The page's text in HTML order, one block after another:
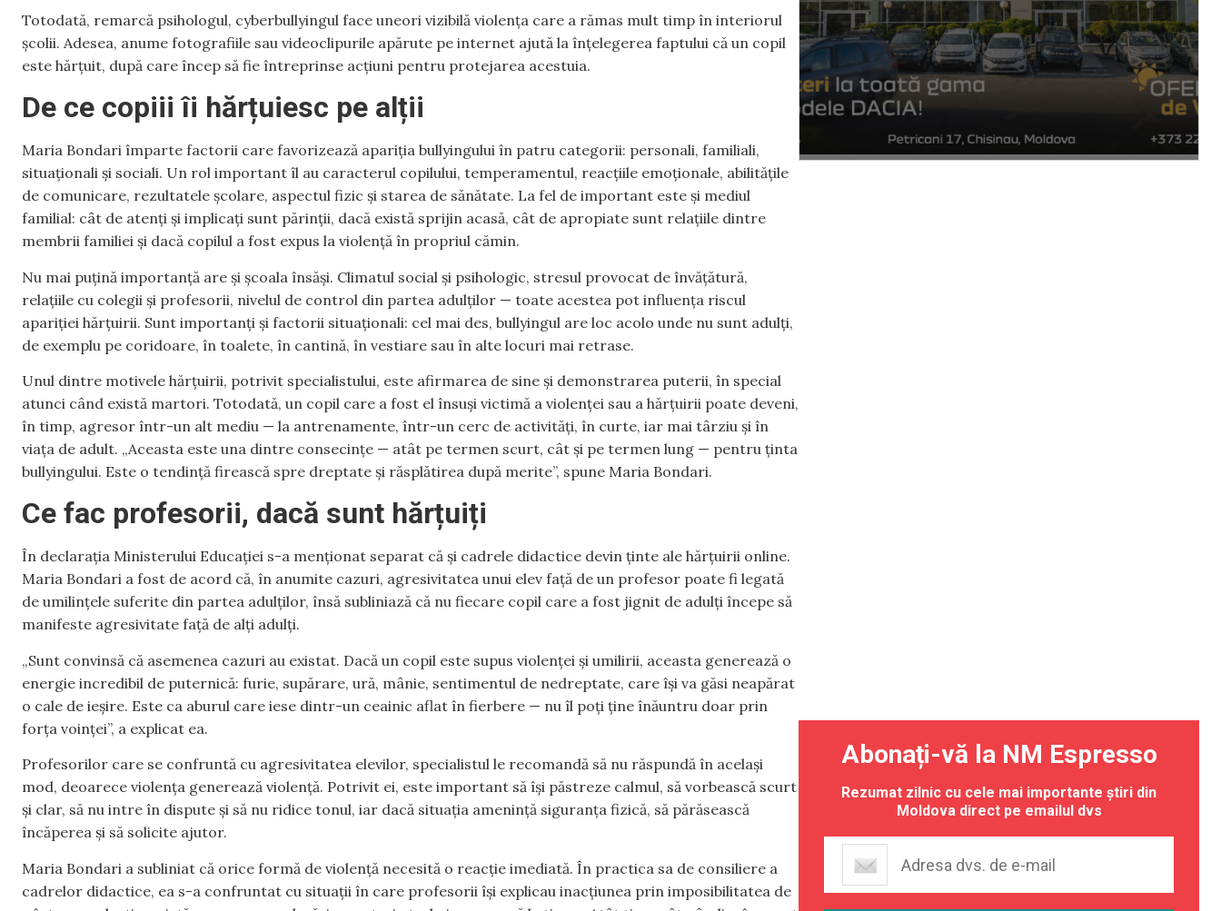
Totodată, remarcă psihologul, cyberbullyingul face uneori vizibilă violența care a rămas mult timp în interiorul
școlii. Adesea, anume fotografiile sau videoclipurile apărute pe internet ajută la înțelegerea faptului că un copil
este hărțuit, după care încep să fie întreprinse acțiuni pentru protejarea acestuia.
De ce copiii îi hărțuiesc pe alții
Maria Bondari împarte factorii care favorizează apariția bullyingului în patru categorii: personali, familiali,
situaționali și sociali. Un rol important îl au caracterul copilului, temperamentul, reacțiile emoționale, abilitățile
de comunicare, rezultatele școlare, aspectul fizic și starea de sănătate. La fel de important este și mediul
familial: cât de atenți și implicați sunt părinții, dacă există sprijin acasă, cât de apropiate sunt relațiile dintre
membrii familiei și dacă copilul a fost expus la violență în propriul cămin.
Nu mai puțină importanță are și școala însăși. Climatul social și psihologic, stresul provocat de învățătură,
relațiile cu colegii și profesorii, nivelul de control din partea adulților — toate acestea pot influența riscul
apariției hărțuirii. Sunt importanți și factorii situaționali: cel mai des, bullyingul are loc acolo unde nu sunt adulți,
de exemplu pe coridoare, în toalete, în cantină, în vestiare sau în alte locuri mai retrase.
Unul dintre motivele hărțuirii, potrivit specialistului, este afirmarea de sine și demonstrarea puterii, în special
atunci când există martori. Totodată, un copil care a fost el însuși victimă a violenței sau a hărțuirii poate deveni,
în timp, agresor într-un alt mediu — la antrenamente, într-un cerc de activități, în curte, iar mai târziu și în
viața de adult. „Aceasta este una dintre consecințe — atât pe termen scurt, cât și pe termen lung — pentru ținta
bullyingului. Este o tendință firească spre dreptate și răsplătirea după merite”, spune Maria Bondari.
Ce fac profesorii, dacă sunt hărțuiți
În declarația Ministerului Educației s-a menționat separat că și cadrele didactice devin ținte ale hărțuirii online.
Maria Bondari a fost de acord că, în anumite cazuri, agresivitatea unui elev față de un profesor poate fi legată
de umilințele suferite din partea adulților, însă subliniază că nu fiecare copil care a fost jignit de adulți începe să
manifeste agresivitate față de alți adulți.
„Sunt convinsă că asemenea cazuri au existat. Dacă un copil este supus violenței și umilirii, aceasta generează o
energie incredibil de puternică: furie, supărare, ură, mânie, sentimentul de nedreptate, care își va găsi neapărat
o cale de ieșire. Este ca aburul care iese dintr-un ceainic aflat în fierbere — nu îl poți ține înăuntru doar prin
forța voinței”, a explicat ea.
Profesorilor care se confruntă cu agresivitatea elevilor, specialistul le recomandă să nu răspundă în același
mod, deoarece violența generează violență. Potrivit ei, este important să își păstreze calmul, să vorbească scurt
și clar, să nu intre în dispute și să nu ridice tonul, iar dacă situația amenință siguranța fizică, să părăsească
încăperea și să solicite ajutor.
Maria Bondari a subliniat că orice formă de violență necesită o reacție imediată. În practica sa de consiliere a
cadrelor didactice, ea s-a confruntat cu situații în care profesorii își explicau inacțiunea prin imposibilitatea de
Abonați-vă la NM Espresso
Rezumat zilnic cu cele mai importante știri din
Moldova direct pe emailul dvs